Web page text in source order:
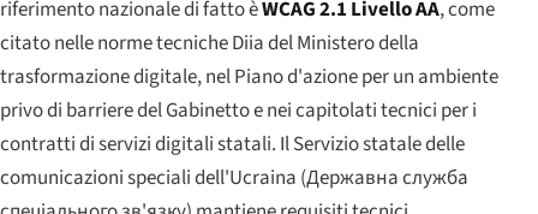
riferimento nazionale di fatto èWCAG 2.1 Livello AA, come
citato nelle norme tecniche Diia del Ministero della
trasformazione digitale, nel Piano d'azione per un ambiente
privo di barriere del Gabinetto e nei capitolati tecnici per i
contratti di servizi digitali statali. Il Servizio statale delle
comunicazioni speciali dell'Ucraina (Державна служба